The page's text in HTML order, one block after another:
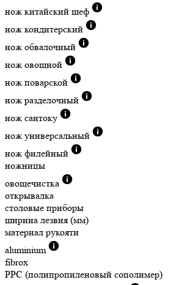
нож китайский шеф
нож кондитерский
нож обвалочный
нож овощной
нож поварской
нож разделочный
нож сантоку
нож универсальный
нож филейный
ножницы
овощечистка
открывалка
столовые приборы
ширина лезвия (мм)
материал рукояти
aluminium
fibrox
PPC (полипропиленовый сополимер)